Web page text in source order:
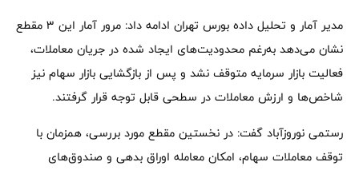
مدیر آمار و تحلیل داده بورس تهران ادامه داد: مرور آمار این ۳ مقطع
نشان می‌دهد به‌رغم محدودیت‌های ایجاد شده در جریان معاملات،
فعالیت بازار سرمایه متوقف نشد و پس از بازگشایی بازار سهام نیز
شاخص‌ها و ارزش معاملات در سطحی قابل توجه قرار گرفتند.
رستمی نوروزآباد گفت: در نخستین مقطع مورد بررسی، همزمان با
توقف معاملات سهام، امکان معامله اوراق بدهی و صندوق‌های